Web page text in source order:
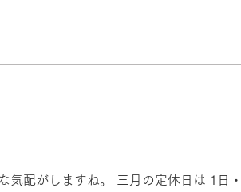
気配がしますね。 三月の定休日は 1日